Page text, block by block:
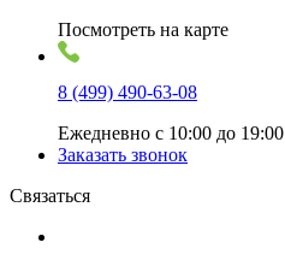
Посмотреть на карте
8 (499) 490-63-08
Ежедневно с 10:00 до 19:00
Заказать звонок
Связаться